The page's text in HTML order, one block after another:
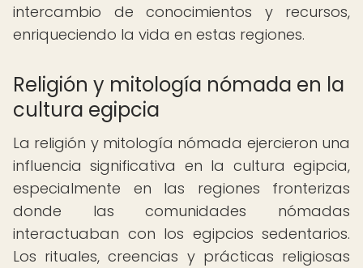
intercambio de conocimientos y recursos,
enriqueciendo la vida en estas regiones.
Religión y mitología nómada en la
cultura egipcia
La religión y mitología nómada ejercieron una
influencia significativa en la cultura egipcia,
especialmente en las regiones fronterizas
donde las comunidades nómadas
interactuaban con los egipcios sedentarios.
Los rituales, creencias y prácticas religiosas